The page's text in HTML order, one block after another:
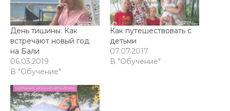
День тишины. Как
встречают новый год
на Бали
06.03.2019
В "Обучение"
Как путешествовать с
детьми
07.07.2017
В "Обучение"